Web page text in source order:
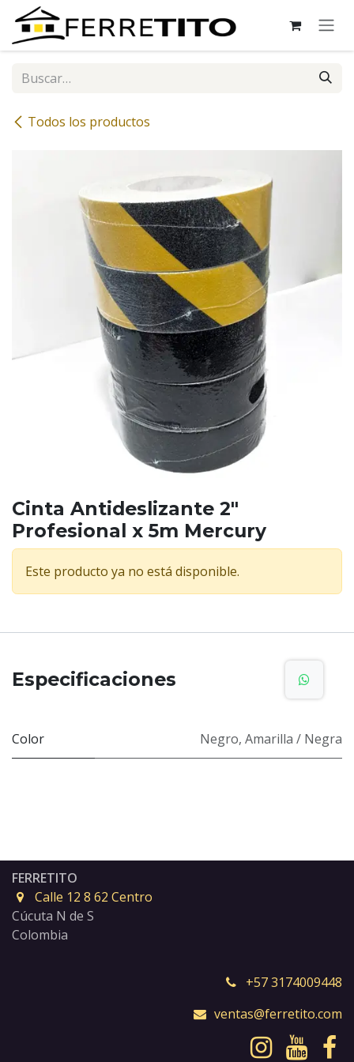
Ir al contenido
Todos los productos
Cinta Antideslizante 2"
Profesional x 5m Mercury
Este producto ya no está disponible.
Especificaciones
Color Negro, Amarilla / Negra
FERRETITO
Calle 12 8 62 Centro
Cúcuta N de S
Colombia
+57 3174009448
ventas@ferretito.com